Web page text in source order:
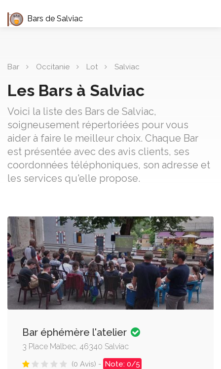
Bars de Salviac
Bar Occitanie Lot Salviac
Les Bars à Salviac
Voici la liste des Bars de Salviac,
soigneusement répertoriées pour vous
aider à faire le meilleur choix. Chaque Bar
est présentée avec des avis clients, ses
coordonnées téléphoniques, son adresse et
les services qu'elle propose.
Bar éphémère l'atelier
3 Place Malbec, 46340 Salviac
(0 Avis) - Note: 0/5